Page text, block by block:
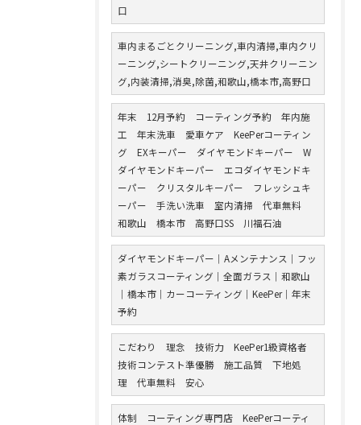
口
車内まるごとクリーニング,車内清掃,車内クリ
ーニング,シートクリーニング,天井クリーニン
グ,内装清掃,消臭,除菌,和歌山,橋本市,高野口
年末 12月予約 コーティング予約 年内施
工 年末洗車 愛車ケア KeePerコーティン
グ EXキーパー ダイヤモンドキーパー W
ダイヤモンドキーパー エコダイヤモンドキ
ーパー クリスタルキーパー フレッシュキ
ーパー 手洗い洗車 室内清掃 代車無料
和歌山 橋本市 高野口SS 川福石油
ダイヤモンドキーパー｜Aメンテナンス｜フッ
素ガラスコーティング｜全面ガラス｜和歌山
｜橋本市｜カーコーティング｜KeePer｜年末
予約
こだわり 理念 技術力 KeePer1級資格者
技術コンテスト準優勝 施工品質 下地処
理 代車無料 安心
体制 コーティング専門店 KeePerコーティ